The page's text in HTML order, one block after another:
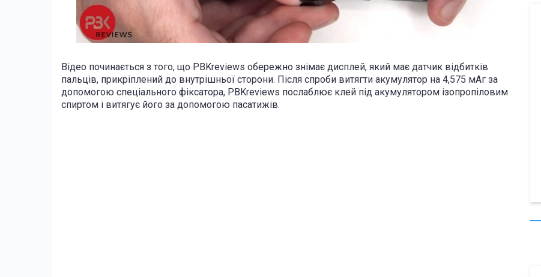
Відео починається з того, що PBKreviews обережно знімає дисплей, який має датчик відбитків
пальців, прикріплений до внутрішньої сторони. Після спроби витягти акумулятор на 4,575 мАг за
допомогою спеціального фіксатора, PBKreviews послаблює клей під акумулятором ізопропіловим
спиртом і витягує його за допомогою пасатижів.